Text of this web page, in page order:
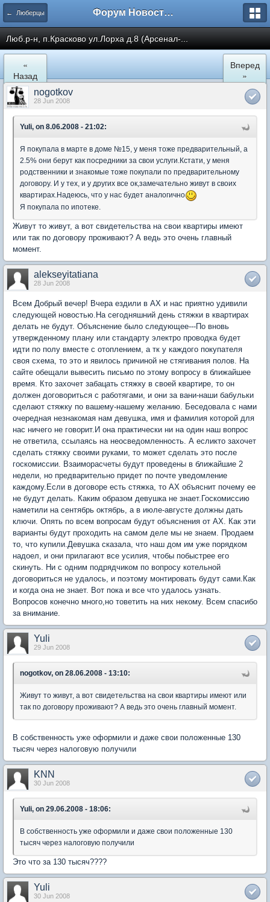
← Люберцы Форум Новостройки
Люб.р-н, п.Красково ул.Лорха д.8 (Арсенал-...
«
Назад
Вперед
»
nogotkov
28 Jun 2008
Yuli, on 8.06.2008 - 21:02:
Я покупала в марте в доме №15, у меня тоже предварительный, а
2.5% они берут как посредники за свои услуги.Кстати, у меня
родственники и знакомые тоже покупали по предварительному
договору. И у тех, и у других все ок,замечательно живут в своих
квартирах.Надеюсь, что у нас будет аналогично
Я покупала по ипотеке.
Живут то живут, а вот свидетельства на свои квартиры имеют
или так по договору проживают? А ведь это очень главный
момент.
alekseyitatiana
28 Jun 2008
Всем Добрый вечер! Вчера ездили в АХ и нас приятно удивили
следующей новостью.На сегодняшний день стяжки в квартирах
делать не будут. Объяснение было следующее---По вновь
утвержденному плану или стандарту электро проводка будет
идти по полу вместе с отоплением, а тк у каждого покупателя
своя схема, то это и явилось причиной не стягивания полов. На
сайте обещали вывесить письмо по этому вопросу в ближайшее
время. Кто захочет забацать стяжку в своей квартире, то он
должен договориться с работягами, и они за вани-наши бабульки
сделают стяжку по вашему-нашему желанию. Беседовала с нами
очередная незнакомая нам девушка, имя и фамилия которой для
нас ничего не говорит.И она практически ни на один наш вопрос
не ответила, ссылаясь на неосведомленность. А есликто захочет
сделать стяжку своими руками, то может сделать это после
госкомиссии. Взаиморасчеты будут проведены в ближайшие 2
недели, но предварительно придет по почте уведомление
каждому.Если в договоре есть стяжка, то АХ объяснит почему ее
не будут делать. Каким образом девушка не знает.Госкомиссию
наметили на сентябрь октябрь, а в июле-августе должны дать
ключи. Опять по всем вопросам будут объяснения от АХ. Как эти
варианты будут проходить на самом деле мы не знаем. Продаем
то, что купили.Девушка сказала, что наш дом им уже порядком
надоел, и они прилагают все усилия, чтобы побыстрее его
скинуть. Ни с одним подрядчиком по вопросу котельной
договориться не удалось, и поэтому монтировать будут сами.Как
и когда она не знает. Вот пока и все что удалось узнать.
Вопросов конечно много,но товетить на них некому. Всем спасибо
за внимание.
Yuli
29 Jun 2008
nogotkov, on 28.06.2008 - 13:10:
Живут то живут, а вот свидетельства на свои квартиры имеют или
так по договору проживают? А ведь это очень главный момент.
В собственность уже оформили и даже свои положенные 130
тысяч через налоговую получили
KNN
30 Jun 2008
Yuli, on 29.06.2008 - 18:06:
В собственность уже оформили и даже свои положенные 130
тысяч через налоговую получили
Это что за 130 тысяч????
Yuli
30 Jun 2008